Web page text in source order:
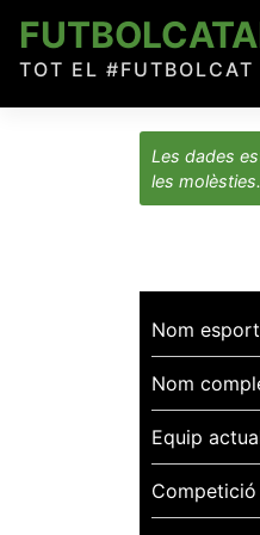
content
TOT EL
Les dades
les molèsties.
Nom
Nom
Equip
Competició